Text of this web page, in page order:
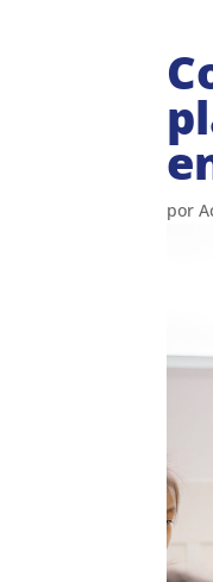
por